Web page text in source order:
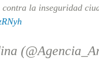
la inseguridad